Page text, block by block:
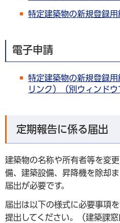
特定建築物の新規登録
電子申請
特定建築物の新規登録
リンク）（別ウィンドウ
定期報告に係る届出
建築物の名称や所有者等を変
備、建築設備、昇降機を除却
届出が必要です。
届出は以下の様式に必要事項を
提出してください。（建築課窓